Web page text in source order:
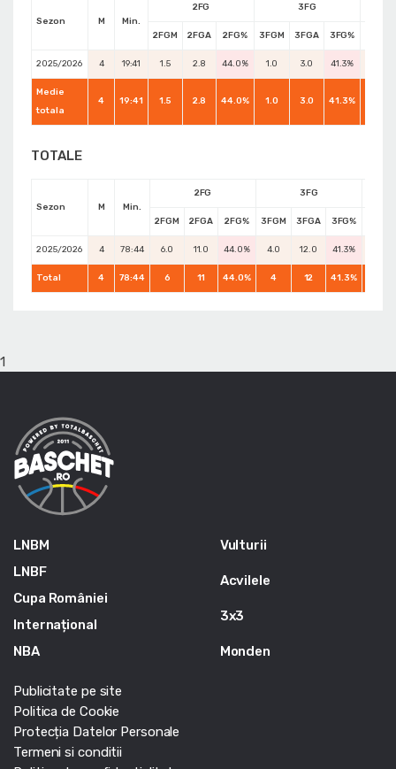
Sezon M Min.
2FG 3FG
2FGM 2FGA 2FG% 3FGM 3FGA 3FG%
2025/2026 4 19:41 1.5 2.8 44.0% 1.0 3.0 41.3%
Medie
totala
4 19:41 1.5 2.8 44.0% 1.0 3.0 41.3%
TOTALE
Sezon M Min.
2FG 3FG
2FGM 2FGA 2FG% 3FGM 3FGA 3FG%
2025/2026 4 78:44 6.0 11.0 44.0% 4.0 12.0 41.3%
Total 4 78:44 6 11 44.0% 4 12 41.3%
1
LNBM
LNBF
Cupa României
Internațional
NBA
Vulturii
Acvilele
3x3
Monden
Publicitate pe site
Politica de Cookie
Protecția Datelor Personale
Termeni si conditii